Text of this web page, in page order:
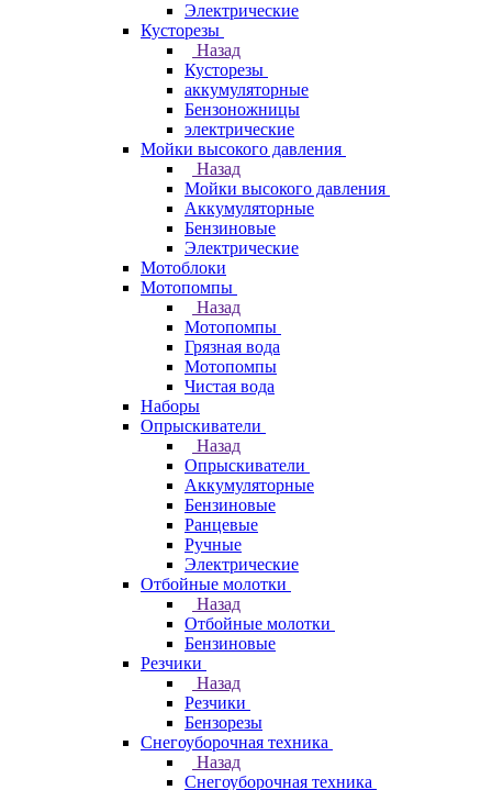
Электрические
Кусторезы
Назад
Кусторезы
аккумуляторные
Бензоножницы
электрические
Мойки высокого давления
Назад
Мойки высокого давления
Аккумуляторные
Бензиновые
Электрические
Мотоблоки
Мотопомпы
Назад
Мотопомпы
Грязная вода
Мотопомпы
Чистая вода
Наборы
Опрыскиватели
Назад
Опрыскиватели
Аккумуляторные
Бензиновые
Ранцевые
Ручные
Электрические
Отбойные молотки
Назад
Отбойные молотки
Бензиновые
Резчики
Назад
Резчики
Бензорезы
Снегоуборочная техника
Назад
Снегоуборочная техника